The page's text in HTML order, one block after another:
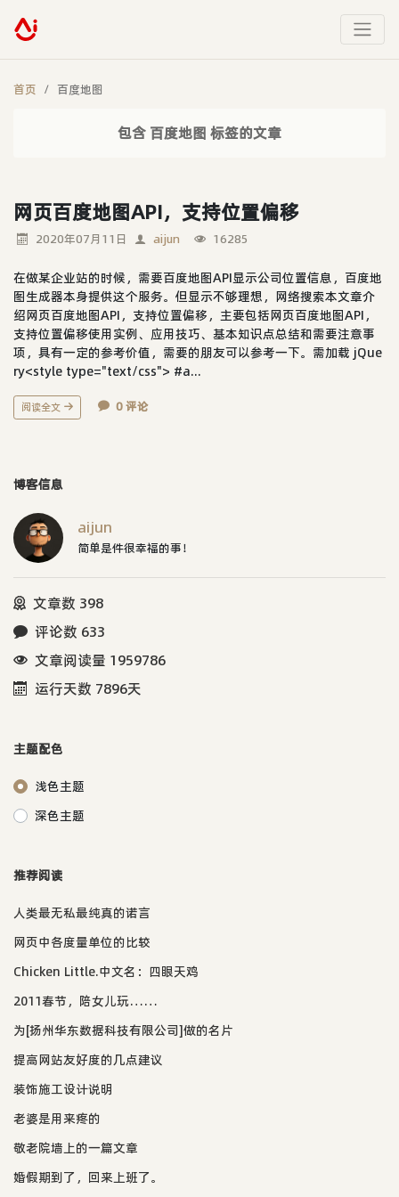
首页 百度地图
包含 百度地图 标签的文章
网页百度地图API，支持位置偏移
2020年07月11日 aijun 16285
在做某企业站的时候，需要百度地图API显示公司位置信息，百度地
图生成器本身提供这个服务。但显示不够理想，网络搜索本文章介
绍网页百度地图API，支持位置偏移，主要包括网页百度地图API，
支持位置偏移使用实例、应用技巧、基本知识点总结和需要注意事
项，具有一定的参考价值，需要的朋友可以参考一下。需加载 jQue
ry<style type="text/css"> #a...
阅读全文 0 评论
博客信息
aijun
简单是件很幸福的事！
文章数 398
评论数 633
文章阅读量 1959786
运行天数 7896天
主题配色
浅色主题
深色主题
推荐阅读
人类最无私最纯真的诺言
网页中各度量单位的比较
Chicken Little.中文名：四眼天鸡
2011春节，陪女儿玩……
为[扬州华东数据科技有限公司]做的名片
提高网站友好度的几点建议
装饰施工设计说明
老婆是用来疼的
敬老院墙上的一篇文章
婚假期到了，回来上班了。